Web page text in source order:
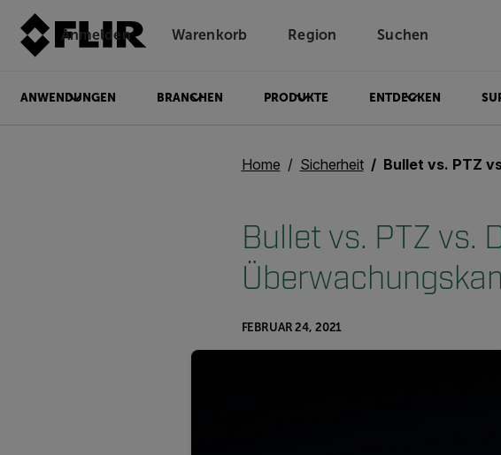
Anmelden Unread messages
Warenkorb Region Suchen
ANWENDUNGEN BRANCHEN PRODUKTE ENTDECKEN
Home Sicherheit Bullet vs. PTZ vs. Dome: Welche
Bullet vs. PTZ vs.
FEBRUAR 24, 2021